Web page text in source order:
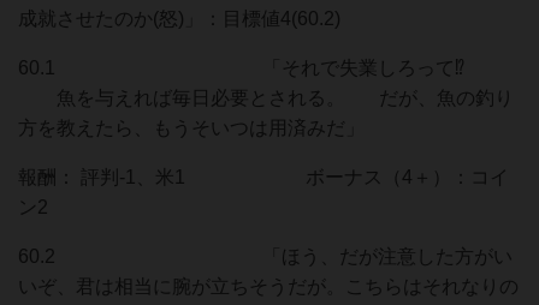
成就させたのか(怒)」：目標値4(60.2)
60.1 「それで失業しろって⁉︎
魚を与えれば毎日必要とされる。 だが、魚の釣り
方を教えたら、もうそいつは用済みだ」
報酬： 評判-1、米1 ボーナス（4＋）：コイ
ン2
60.2 「ほう、だが注意した方がい
いぞ、君は相当に腕が立ちそうだが。こちらはそれなりの